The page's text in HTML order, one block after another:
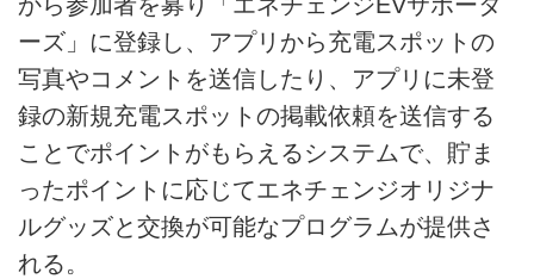
から参加者を募り「エネチェンジEVサポータ
ーズ」に登録し、アプリから充電スポットの
写真やコメントを送信したり、アプリに未登
録の新規充電スポットの掲載依頼を送信する
ことでポイントがもらえるシステムで、貯ま
ったポイントに応じてエネチェンジオリジナ
ルグッズと交換が可能なプログラムが提供さ
れる。